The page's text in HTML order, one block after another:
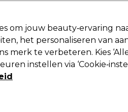
Merken Deals Haar Elektra
dag geleverd*
om jouw beauty‑ervaring
het personaliseren van
merk te verbeteren. Kies
instellen via